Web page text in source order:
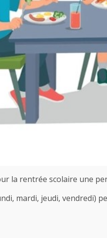
la rentrée scolaire une
mardi, jeudi, vendredi)